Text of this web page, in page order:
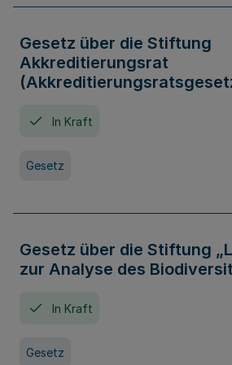
Gesetz über die Stiftung
Akkreditierungsrat
In Kraft
Gesetz
Gesetz über die Stiftung
zur Analyse des
In Kraft
Gesetz